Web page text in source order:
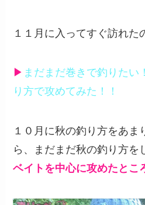
１１月に入ってすぐ訪れた
▶︎ まだまだ巻きで釣りたい
り方で攻めてみた！！
１０月に秋の釣り方をあま
ら、まだまだ秋の釣り方を
ベイトを中心に攻めたとこ